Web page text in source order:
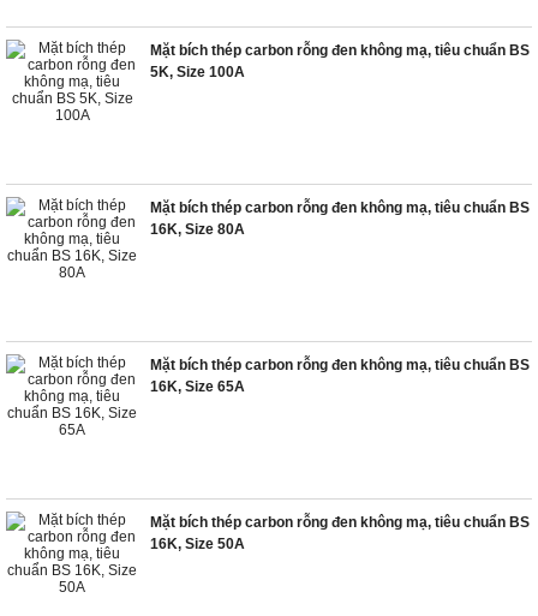
Mặt bích thép carbon rỗng đen không mạ, tiêu chuẩn BS
5K, Size 100A
Mặt bích thép carbon rỗng đen không mạ, tiêu chuẩn BS
16K, Size 80A
Mặt bích thép carbon rỗng đen không mạ, tiêu chuẩn BS
16K, Size 65A
Mặt bích thép carbon rỗng đen không mạ, tiêu chuẩn BS
16K, Size 50A